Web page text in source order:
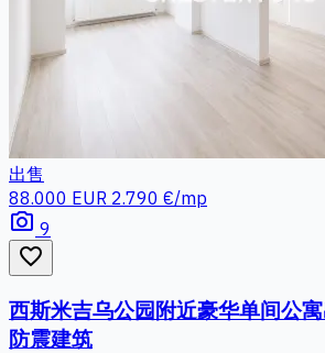
出售
88.000 EUR 2.790 €/mp
photo_camera 9
favorite_border
西斯米吉乌公园附近豪华单间公
防震建筑